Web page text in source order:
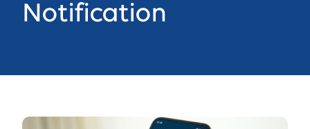
Notification